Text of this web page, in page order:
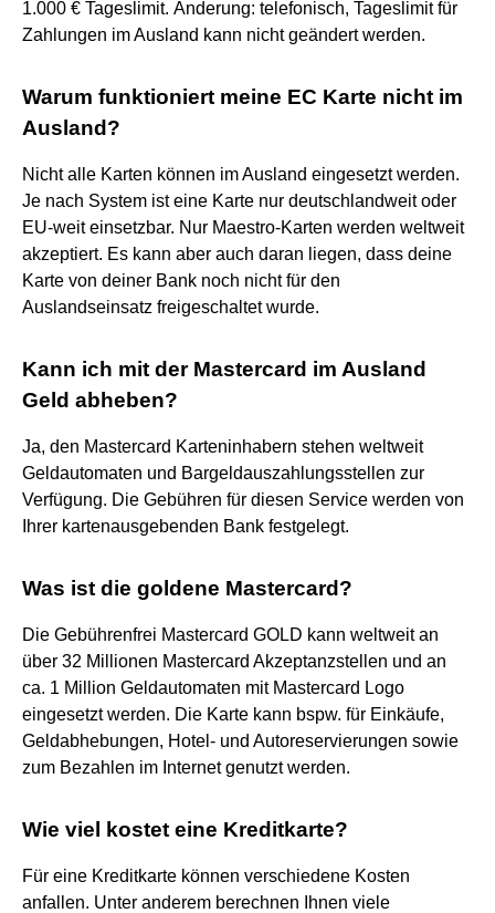
1.000 € Tageslimit. Änderung: telefonisch, Tageslimit für
Zahlungen im Ausland kann nicht geändert werden.
Warum funktioniert meine EC Karte nicht im
Ausland?
Nicht alle Karten können im Ausland eingesetzt werden.
Je nach System ist eine Karte nur deutschlandweit oder
EU-weit einsetzbar. Nur Maestro-Karten werden weltweit
akzeptiert. Es kann aber auch daran liegen, dass deine
Karte von deiner Bank noch nicht für den
Auslandseinsatz freigeschaltet wurde.
Kann ich mit der Mastercard im Ausland
Geld abheben?
Ja, den Mastercard Karteninhabern stehen weltweit
Geldautomaten und Bargeldauszahlungsstellen zur
Verfügung. Die Gebühren für diesen Service werden von
Ihrer kartenausgebenden Bank festgelegt.
Was ist die goldene Mastercard?
Die Gebührenfrei Mastercard GOLD kann weltweit an
über 32 Millionen Mastercard Akzeptanzstellen und an
ca. 1 Million Geldautomaten mit Mastercard Logo
eingesetzt werden. Die Karte kann bspw. für Einkäufe,
Geldabhebungen, Hotel- und Autoreservierungen sowie
zum Bezahlen im Internet genutzt werden.
Wie viel kostet eine Kreditkarte?
Für eine Kreditkarte können verschiedene Kosten
anfallen. Unter anderem berechnen Ihnen viele